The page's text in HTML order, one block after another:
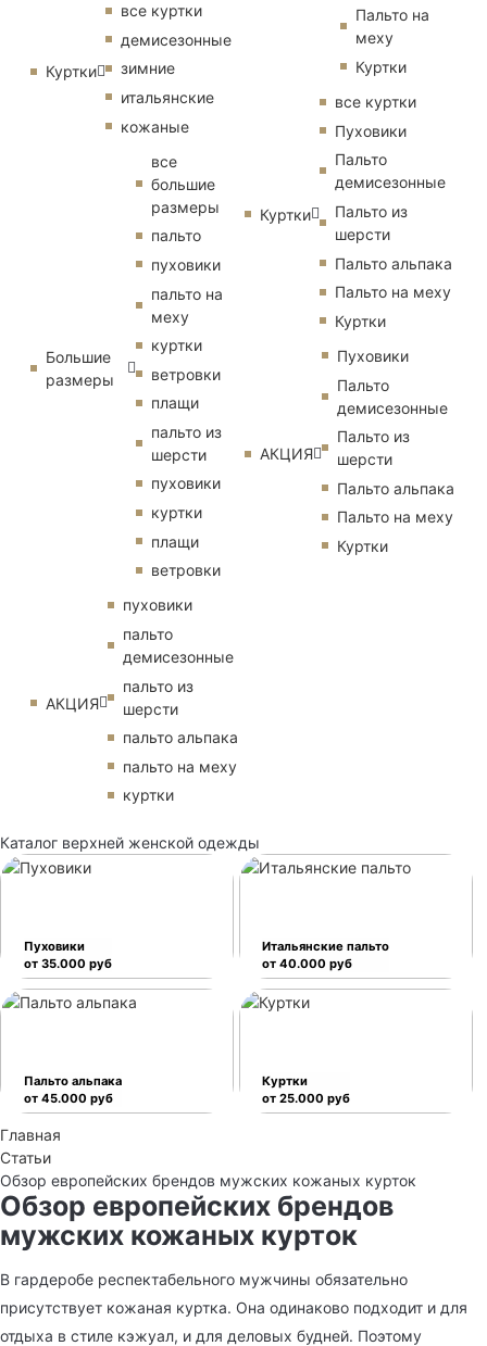
Куртки
все куртки
демисезонные
зимние
итальянские
кожаные
Большие
размеры
все
большие
размеры
пальто
пуховики
пальто на
меху
куртки
ветровки
плащи
пальто из
шерсти
пуховики
куртки
плащи
ветровки
АКЦИЯ
пуховики
пальто
демисезонные
пальто из
шерсти
пальто альпака
пальто на меху
куртки
Пальто на
меху
Куртки
Куртки
все куртки
Пуховики
Пальто
демисезонные
Пальто из
шерсти
Пальто альпака
Пальто на меху
Куртки
АКЦИЯ
Пуховики
Пальто
демисезонные
Пальто из
шерсти
Пальто альпака
Пальто на меху
Куртки
Каталог верхней женской одежды
Пуховики
от 35.000 руб
Итальянские пальто
от 40.000 руб
Пальто альпака
от 45.000 руб
Куртки
от 25.000 руб
Главная
Статьи
Обзор европейских брендов мужских кожаных курток
Обзор европейских брендов
мужских кожаных курток
В гардеробе респектабельного мужчины обязательно
присутствует кожаная куртка. Она одинаково подходит и для
отдыха в стиле кэжуал, и для деловых будней. Поэтому